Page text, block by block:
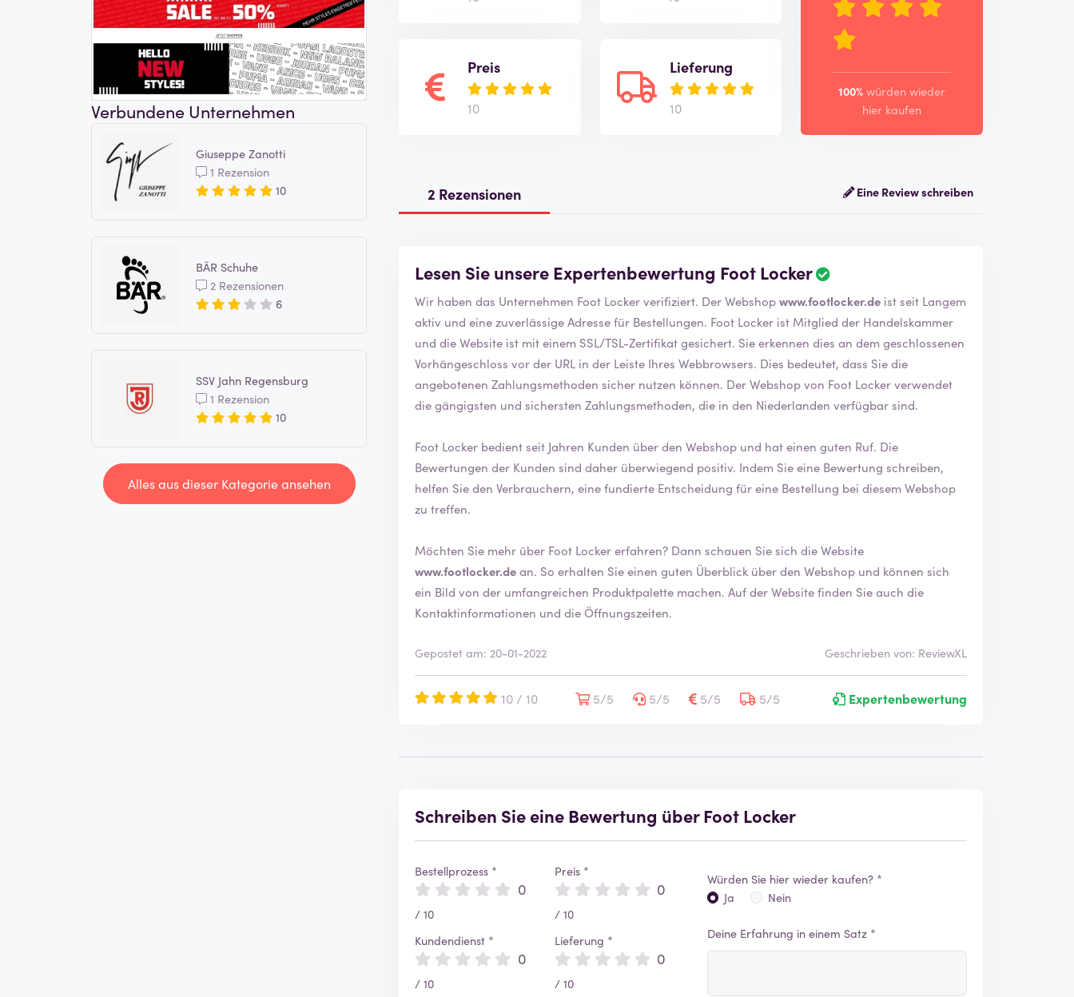
Verbundene Unternehmen
Giuseppe Zanotti
1 Rezension
10
BÄR Schuhe
2 Rezensionen
6
SSV Jahn Regensburg
1 Rezension
10
Alles aus dieser Kategorie ansehen
Preis
10
Lieferung
10
100% würden wieder
hier kaufen
2 Rezensionen Eine Review schreiben
Lesen Sie unsere Expertenbewertung Foot Locker
Wir haben das Unternehmen Foot Locker verifiziert. Der Webshopwww.footlocker.de ist seit Langem
aktiv und eine zuverlässige Adresse für Bestellungen. Foot Locker ist Mitglied der Handelskammer
und die Website ist mit einem SSL/TSL-Zertifikat gesichert. Sie erkennen dies an dem geschlossenen
Vorhängeschloss vor der URL in der Leiste Ihres Webbrowsers. Dies bedeutet, dass Sie die
angebotenen Zahlungsmethoden sicher nutzen können. Der Webshop von Foot Locker verwendet
die gängigsten und sichersten Zahlungsmethoden, die in den Niederlanden verfügbar sind.
Foot Locker bedient seit Jahren Kunden über den Webshop und hat einen guten Ruf. Die
Bewertungen der Kunden sind daher überwiegend positiv. Indem Sie eine Bewertung schreiben,
helfen Sie den Verbrauchern, eine fundierte Entscheidung für eine Bestellung bei diesem Webshop
zu treffen.
Möchten Sie mehr über Foot Locker erfahren? Dann schauen Sie sich die Website
www.footlocker.dean. So erhalten Sie einen guten Überblick über den Webshop und können sich
ein Bild von der umfangreichen Produktpalette machen. Auf der Website finden Sie auch die
Kontaktinformationen und die Öffnungszeiten.
Gepostet am: 20-01-2022 Geschrieben von: ReviewXL
10 / 10 5/5 5/5 5/5 5/5 Expertenbewertung
Schreiben Sie eine Bewertung über Foot Locker
Bestellprozess *
0
/ 10
Kundendienst *
0
/ 10
Preis *
0
/ 10
Lieferung *
0
/ 10
Würden Sie hier wieder kaufen? *
Ja
Nein
Deine Erfahrung in einem Satz *